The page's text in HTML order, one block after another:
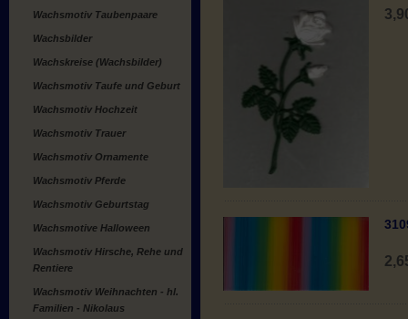
Wachsmotiv Taubenpaare
Wachsbilder
Wachskreise (Wachsbilder)
Wachsmotiv Taufe und Geburt
Wachsmotiv Hochzeit
Wachsmotiv Trauer
Wachsmotiv Ornamente
Wachsmotiv Pferde
Wachsmotiv Geburtstag
Wachsmotive Halloween
Wachsmotiv Hirsche, Rehe und
Rentiere
Wachsmotiv Weihnachten - hl.
Familien - Nikolaus